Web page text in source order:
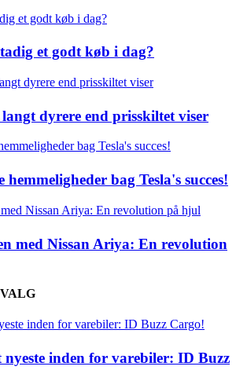
et godt køb i dag?
langt dyrere end prisskiltet viser
bag Tesla's succes!
med Nissan Ariya: En revolution
nyeste inden for varebiler: ID Buzz